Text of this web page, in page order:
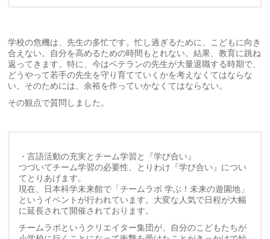
学校の危機は、先生の多忙です。忙し過ぎるために、こどもに向き
合えない。自分を高めるための時間もとれない。結果、教育に跳ね
返ってきます。特に、今はベテランの先生が大量退職する時期で、
どうやって若手の先生を守り育てていくかを考えなくてはならな
い。そのためには、余裕を作っていかなくてはならない。
その観点で質問しました。
・言語活動の充実とチーム学習と『学び合い』
つづいてチーム学習の必要性、とりわけ『学び合い』につい
てとりあげます。
現在、日本科学未来館で「チームラボ 学ぶ！未来の遊園地」
というイベントが行われています。大変な人気で日程が大幅
に延長されて開催されております。
チームラボというクリエイター集団が、自分のこどもたちが